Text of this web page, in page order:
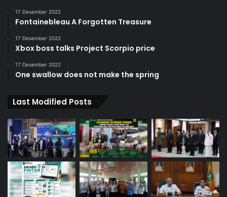
17 Desember 2022
Fontainebleau A Forgotten Treasure
17 Desember 2022
Xbox boss talks Project Scorpio price
17 Desember 2022
One swallow does not make the spring
Last Modified Posts